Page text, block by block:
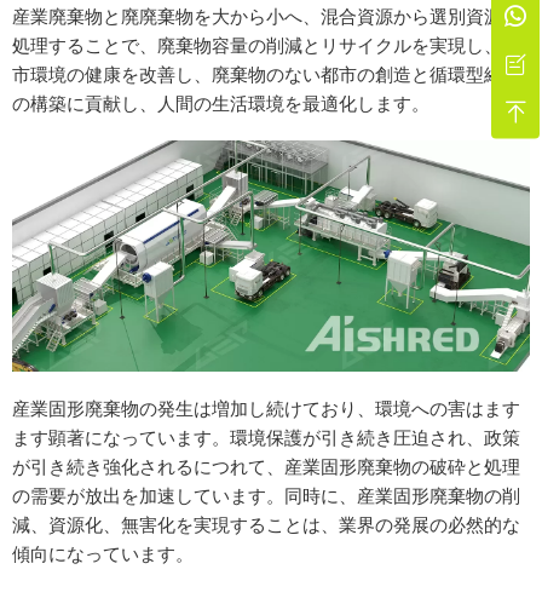
産業廃棄物と廃廃棄物を大から小へ、混合資源から選別資源へ
処理することで、廃棄物容量の削減とリサイクルを実現し、都
市環境の健康を改善し、廃棄物のない都市の創造と循環型経済
の構築に貢献し、人間の生活環境を最適化します。
産業固形廃棄物の発生は増加し続けており、環境への害はます
ます顕著になっています。環境保護が引き続き圧迫され、政策
が引き続き強化されるにつれて、産業固形廃棄物の破砕と処理
の需要が放出を加速しています。同時に、産業固形廃棄物の削
減、資源化、無害化を実現することは、業界の発展の必然的な
傾向になっています。


